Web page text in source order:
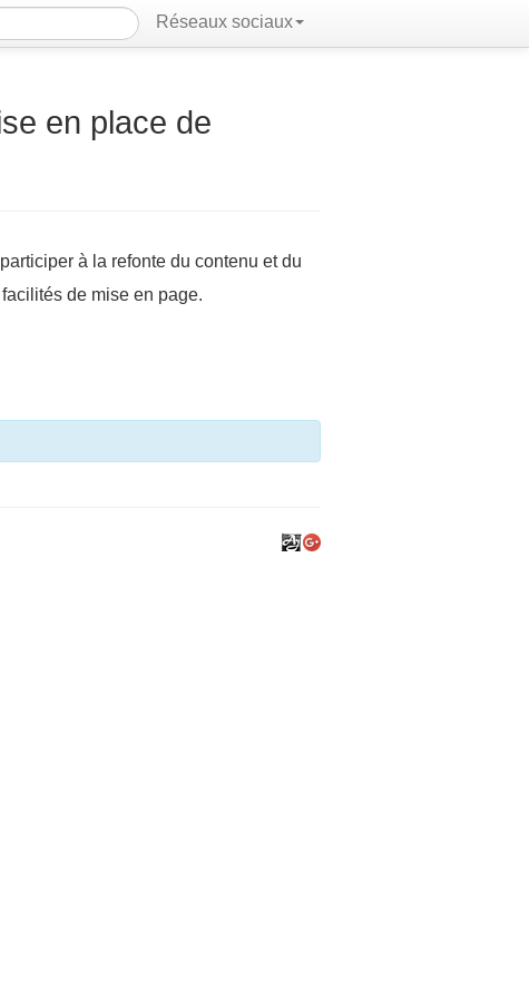
Réseaux sociaux
en place de
à la refonte du contenu et du
de mise en page.